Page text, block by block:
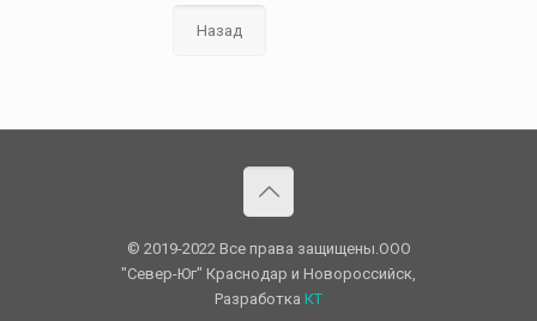
Назад
© 2019-2022 Все права защищены.OOO
"Север-Юг" Краснодар и Новороссийск,
Разработка КТ